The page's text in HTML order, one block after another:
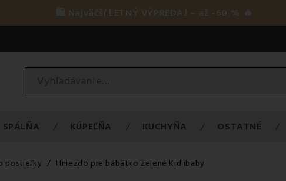
🛍️ Najväčší LETNÝ VÝPREDAJ – až -60 % 🔥
SPÁLŇA KÚPEĽŇA KUCHYŇA OSTATNÉ
postieľky Hniezdo pre bábätko zelené Kid ibaby